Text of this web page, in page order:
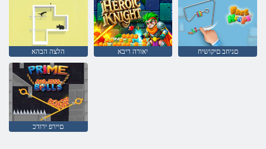
הלצה הבהא יאורה ריבא םניחב םיקושיח
םיירפ ירודכ